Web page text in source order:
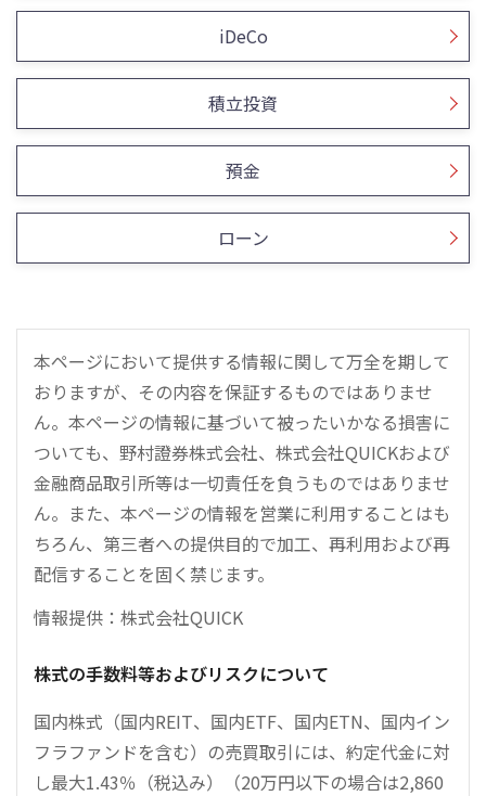
iDeCo
積立投資
預金
ローン
本ページにおいて提供する情報に関して万全を期して
おりますが、その内容を保証するものではありませ
ん。本ページの情報に基づいて被ったいかなる損害に
ついても、野村證券株式会社、株式会社QUICKおよび
金融商品取引所等は一切責任を負うものではありませ
ん。また、本ページの情報を営業に利用することはも
ちろん、第三者への提供目的で加工、再利用および再
配信することを固く禁じます。
情報提供：株式会社QUICK
株式の手数料等およびリスクについて
国内株式（国内REIT、国内ETF、国内ETN、国内イン
フラファンドを含む）の売買取引には、約定代金に対
し最大1.43％（税込み）（20万円以下の場合は2,860